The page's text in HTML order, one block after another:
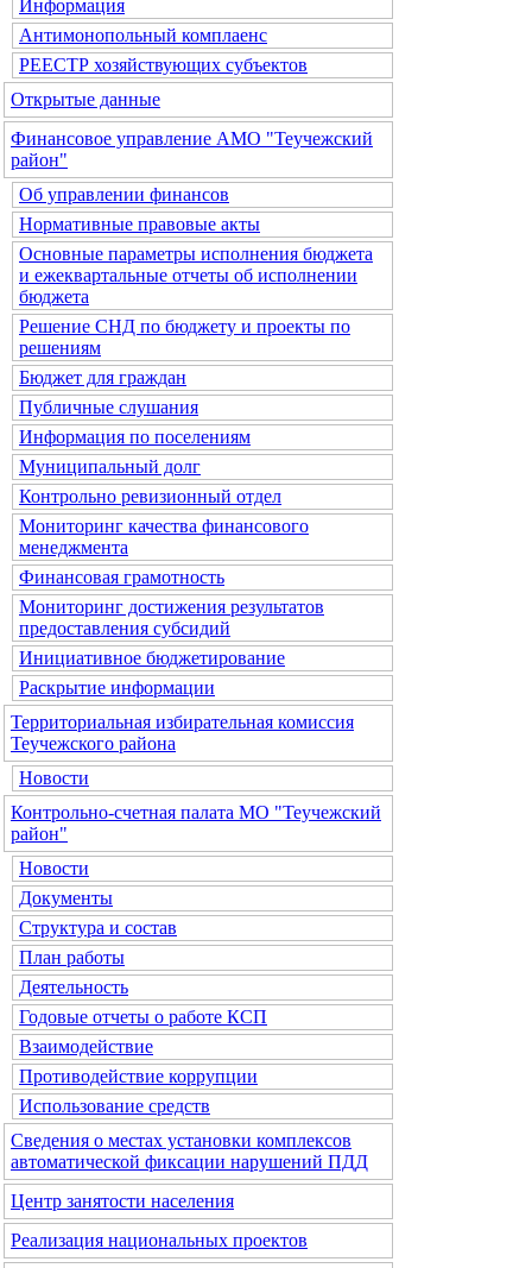
Информация
Антимонопольный комплаенс
РЕЕСТР хозяйствующих субъектов
Открытые данные
Финансовое управление АМО "Теучежский
район"
Об управлении финансов
Нормативные правовые акты
Основные параметры исполнения бюджета
и ежеквартальные отчеты об исполнении
бюджета
Решение СНД по бюджету и проекты по
решениям
Бюджет для граждан
Публичные слушания
Информация по поселениям
Муниципальный долг
Контрольно ревизионный отдел
Мониторинг качества финансового
менеджмента
Финансовая грамотность
Мониторинг достижения результатов
предоставления субсидий
Инициативное бюджетирование
Раскрытие информации
Территориальная избирательная комиссия
Теучежского района
Новости
Контрольно-счетная палата МО "Теучежский
район"
Новости
Документы
Структура и состав
План работы
Деятельность
Годовые отчеты о работе КСП
Взаимодействие
Противодействие коррупции
Использование средств
Сведения о местах установки комплексов
автоматической фиксации нарушений ПДД
Центр занятости населения
Реализация национальных проектов